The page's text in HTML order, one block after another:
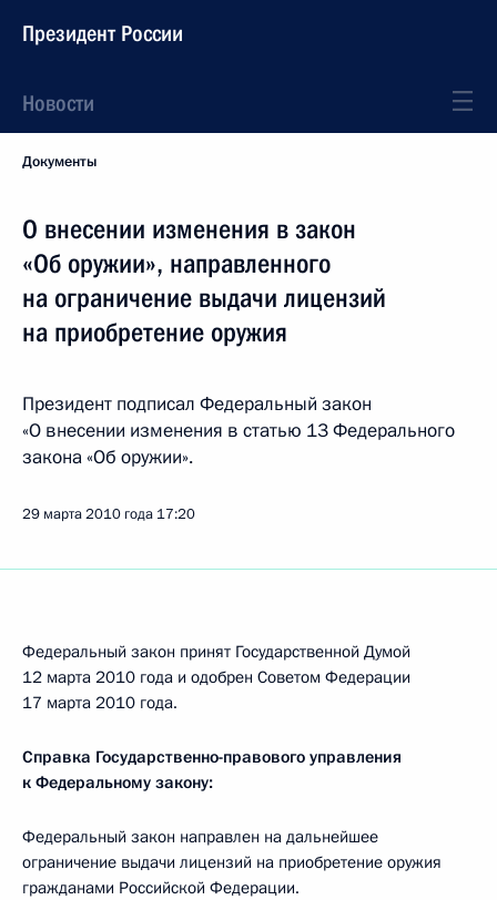
Президент России
Новости
Документы
О внесении изменения в закон
«Об оружии», направленного
на ограничение выдачи лицензий
на приобретение оружия
Президент подписал Федеральный закон
«О внесении изменения в статью 13 Федерального
закона «Об оружии».
29 марта 2010 года 17:20
Федеральный закон принят Государственной Думой
12 марта 2010 года и одобрен Советом Федерации
17 марта 2010 года.
Справка Государственно-правового управления
к Федеральному закону:
Федеральный закон направлен на дальнейшее
ограничение выдачи лицензий на приобретение оружия
гражданами Российской Федерации.